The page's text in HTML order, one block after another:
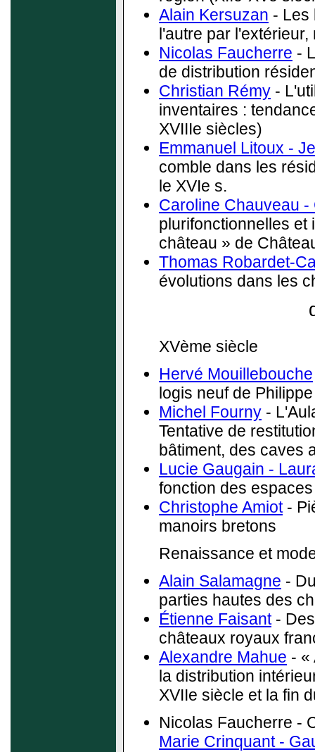
Alain Kersuzan - Les
l'autre par
Nicolas Faucherre -
de distribution
Christian Rémy -
inventaires :
XVIIIe siècles)
Emmanuel Litoux -
comble dans les
le XVIe s.
Caroline Chauveau
plurifonctionnelles et
château » de
Thomas Robardet-
évolutions dans les
XVème siècle
Hervé Mouillebouche
logis neuf de
Michel Fourny -
Tentative de
bâtiment, des caves
Lucie Gaugain -
fonction des espaces
Christophe Amiot-
manoirs bretons
Renaissance et
Alain Salamagne -
parties hautes des
Étienne Faisant- Des
châteaux royaux
Alexandre Mahue - «
la distribution
XVIIe siècle et la fin
Nicolas Faucherre -
Marie Crinquant -